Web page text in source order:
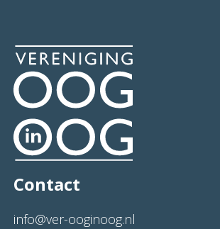
Contact
info@ver-ooginoog.nl